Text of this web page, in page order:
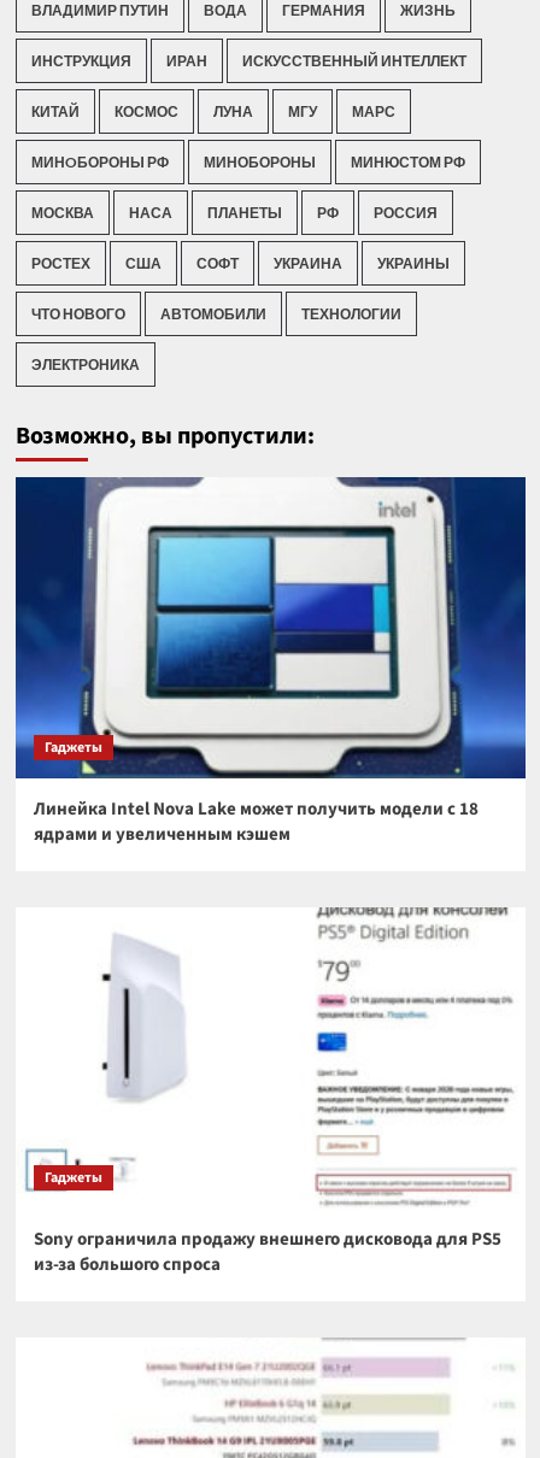
ВЛАДИМИР ПУТИН ВОДА ГЕРМАНИЯ ЖИЗНЬ
ИНСТРУКЦИЯ ИРАН ИСКУССТВЕННЫЙ ИНТЕЛЛЕКТ
КИТАЙ КОСМОС ЛУНА МГУ МАРС
МИНOБОРОНЫ РФ МИНОБОРОНЫ МИНЮСТОМ РФ
МОСКВА НАСА ПЛАНЕТЫ РФ РОССИЯ
РОСТЕХ США СОФТ УКРАИНА УКРАИНЫ
ЧТО НОВОГО АВТОМОБИЛИ ТЕХНОЛОГИИ
ЭЛЕКТРОНИКА
Возможно, вы пропустили:
Гаджеты
Линейка Intel Nova Lake может получить модели с 18
ядрами и увеличенным кэшем
Гаджеты
Sony ограничила продажу внешнего дисковода для PS5
из-за большого спроса